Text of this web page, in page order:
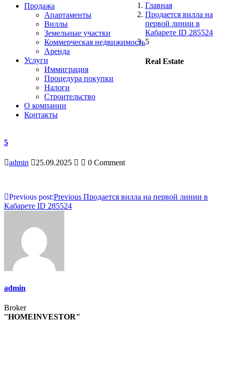
Продажа
Апартаменты
Виллы
Земельные участки
Коммерческая недвижимость
Аренда
Услуги
Иммиграция
Процедура покупки
Налоги
Строительство
О компании
Контакты
Главная
Продается вилла на
первой линии в
Кабарете ID 285524
5
5
admin 25.09.2025 0 Comment
Навигация
по
записям
Previous
Previous post:
Продается вилла на первой линии в
Кабарете ID 285524
admin
Broker
Real Estate
''HOMEINVESTOR"